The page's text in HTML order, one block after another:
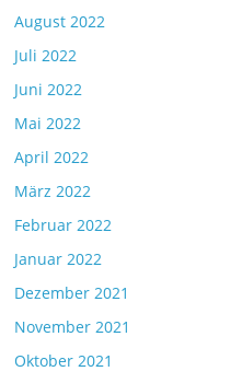
August 2022
Juli 2022
Juni 2022
Mai 2022
April 2022
März 2022
Februar 2022
Januar 2022
Dezember 2021
November 2021
Oktober 2021